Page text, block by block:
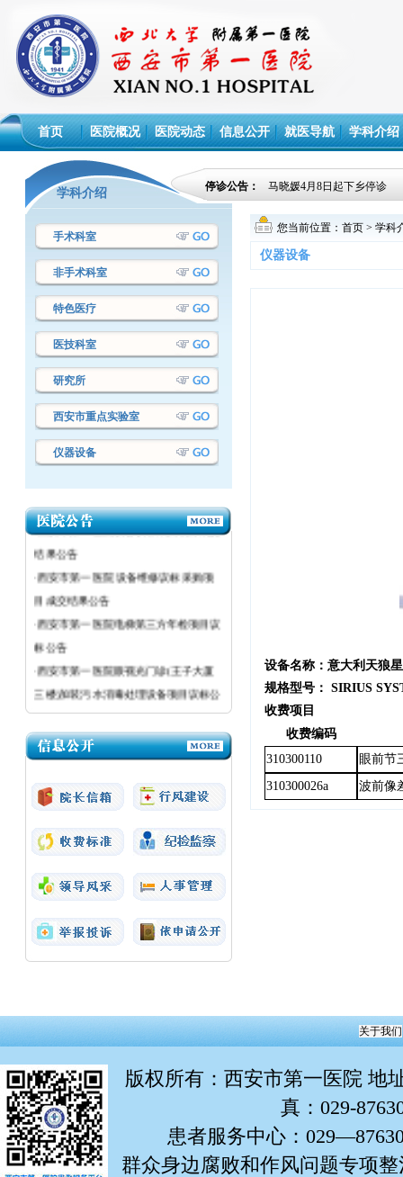
首页 医院概况 医院动态 信息公开 就医导航 学科介绍
学科介绍 停诊公告： 马晓媛4月8日起下乡停诊
手术科室
非手术科室
特色医疗
医技科室
研究所
西安市重点实验室
仪器设备
·西安市第一医院设备议标采购项目成交
·西安市第一医院医疗设备议标公告
·西安市第一医院粉巷院区强制性清洁生
您当前位置： 首页 > 学科
仪器设备
设备名称：意大利天狼
规格型号： SIRIUS
收费项目
收费编码
310300110
眼前节
310300026a
波前像
关于我们
版权所有 ：西安市第一医院 地
真：029-
患者服务中心：
群众身边腐败和作风问题专项